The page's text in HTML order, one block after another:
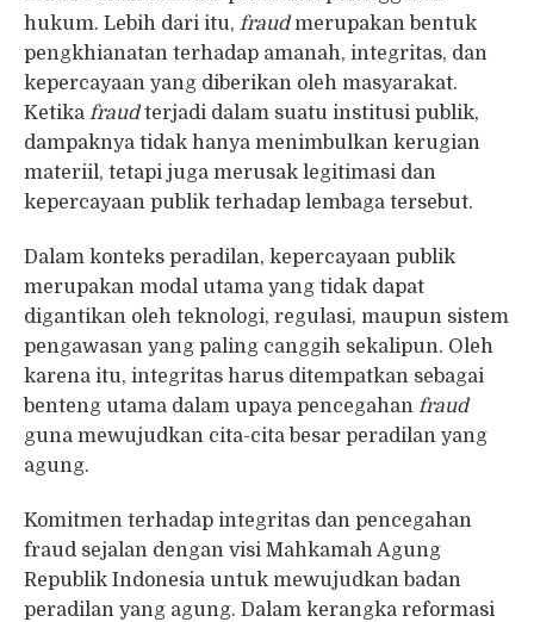
hukum. Lebih dari itu, fraudmerupakan bentuk
pengkhianatan terhadap amanah, integritas, dan
kepercayaan yang diberikan oleh masyarakat.
Ketika fraudterjadi dalam suatu institusi publik,
dampaknya tidak hanya menimbulkan kerugian
materiil, tetapi juga merusak legitimasi dan
kepercayaan publik terhadap lembaga tersebut.
Dalam konteks peradilan, kepercayaan publik
merupakan modal utama yang tidak dapat
digantikan oleh teknologi, regulasi, maupun sistem
pengawasan yang paling canggih sekalipun. Oleh
karena itu, integritas harus ditempatkan sebagai
benteng utama dalam upaya pencegahan fraud
guna mewujudkan cita-cita besar peradilan yang
agung.
Komitmen terhadap integritas dan pencegahan
fraud sejalan dengan visi Mahkamah Agung
Republik Indonesia untuk mewujudkan badan
peradilan yang agung. Dalam kerangka reformasi